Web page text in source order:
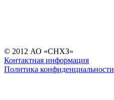
© 2012 АО «СНХЗ»
Контактная информация
Политика конфиденциальности